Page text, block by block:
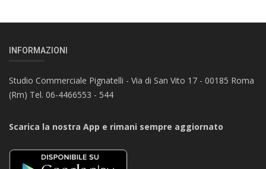
INFORMAZIONI
Studio Commerciale Pignatelli - Via di San Vito 17 - 00185 Roma
(Rm) Tel. 06-4466553 - 544
Scarica la nostra App e rimani sempre aggiornato